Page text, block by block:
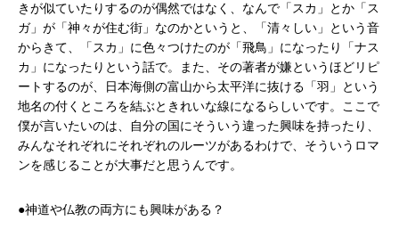
きが似ていたりするのが偶然ではなく、なんで「スカ」とか「ス
ガ」が「神々が住む街」なのかというと、「清々しい」という音
からきて、「スカ」に色々つけたのが「飛鳥」になったり「ナス
カ」になったりという話で。また、その著者が嫌というほどリピ
ートするのが、日本海側の富山から太平洋に抜ける「羽」という
地名の付くところを結ぶときれいな線になるらしいです。ここで
僕が言いたいのは、自分の国にそういう違った興味を持ったり、
みんなそれぞれにそれぞれのルーツがあるわけで、そういうロマ
ンを感じることが大事だと思うんです。
●神道や仏教の両方にも興味がある？